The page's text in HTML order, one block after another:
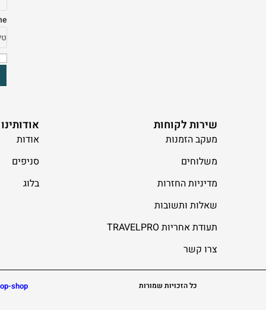
שירות לקוחות
מעקב הזמנות
משלוחים
מדיניות החזרות
שאלות ותשובות
תעודת אחריות TRAVELPRO
צרו קשר
אודותינו
אודות
סניפים
בלוג
כל הזכויות שמורות shop